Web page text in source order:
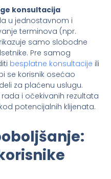
konsultacija
u jednostavnom i
terminova (npr.
samo slobodne
Pre samog
besplatne konsultacije ili
se korisnik osećao
za plaćenu uslugu.
i očekivanih rezultata
potencijalnih klijenata.